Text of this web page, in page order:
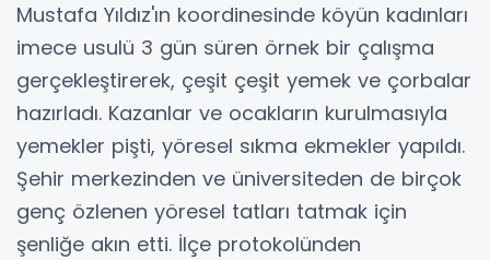
Mustafa Yıldız'ın koordinesinde köyün kadınları
imece usulü 3 gün süren örnek bir çalışma
gerçekleştirerek, çeşit çeşit yemek ve çorbalar
hazırladı. Kazanlar ve ocakların kurulmasıyla
yemekler pişti, yöresel sıkma ekmekler yapıldı.
Şehir merkezinden ve üniversiteden de birçok
genç özlenen yöresel tatları tatmak için
şenliğe akın etti. İlçe protokolünden